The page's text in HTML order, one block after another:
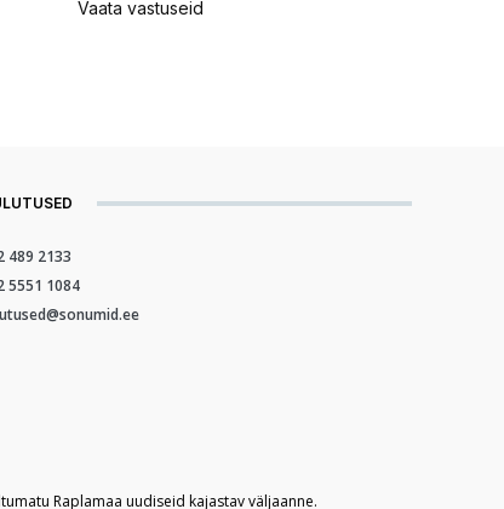
Vaata vastuseid
489 2133
5551 1084
Raplamaa uudiseid kajastav väljaanne.